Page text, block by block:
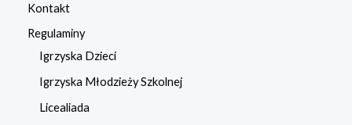
Kontakt
Regulaminy
Igrzyska Dzieci
Igrzyska Młodzieży Szkolnej
Licealiada